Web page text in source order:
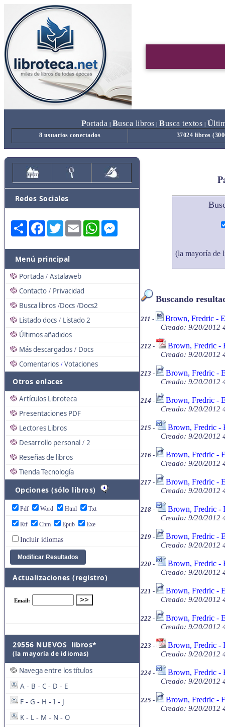
Portada Busca libros Busca textos Ú
8 usuarios conectados 37024 libros
Redes Sociales
Share FacebookTwitterEmail WhatsApp
Menú principal
Portada / Astalaweb
Contacto / Privacidad
Busca libros /Docs /Docs2
Listado docs / Listado 2
Últimos añadidos
Más descargados / Docs
Comentarios / Votaciones
Otros enlaces
Artículos Libroteca
Presentaciones PDF
Lectores Libros
Desarrollo personal / 2
Reseñas de libros
Tienda Tecnología
Opciones (sólo libros)
Pdf Word Html Txt
Rtf Chm Epub Exe
Incluir idiomas
Actualizaciones (registro)
29556 NUEVOS libros*
(la mayoría de idiomas)
Navega entre los títulos
A - B - C - D - E
F - G - H - I - J
K - L - M - N - O
(la mayoría de
Buscando
211 - Brown, Fredric -
Creado: 9/20/2012
212 - Brown, Fredric -
Creado: 9/20/2012
213 - Brown, Fredric -
Creado: 9/20/2012
214 - Brown, Fredric -
Creado: 9/20/2012
215 - Brown, Fredric -
Creado: 9/20/2012
216 - Brown, Fredric -
Creado: 9/20/2012
217 - Brown, Fredric -
Creado: 9/20/2012
218 - Brown, Fredric -
Creado: 9/20/2012
219 - Brown, Fredric -
Creado: 9/20/2012
220 - Brown, Fredric -
Creado: 9/20/2012
221 - Brown, Fredric -
Creado: 9/20/2012
222 - Brown, Fredric -
Creado: 9/20/2012
223 - Brown, Fredric -
Creado: 9/20/2012
224 - Brown, Fredric -
Creado: 9/20/2012
225 - Brown, Fredric -
Creado: 9/20/2012